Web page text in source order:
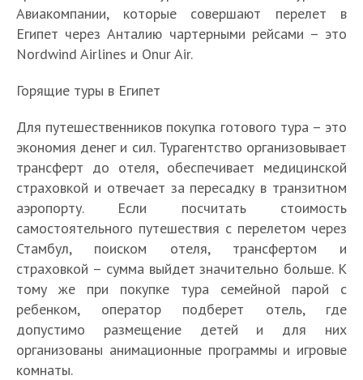
Авиакомпании, которые совершают перелет в
Египет через Анталию чартерными рейсами – это
Nordwind Airlines и Onur Air.
Горящие туры в Египет
Для путешественников покупка готового тура – это
экономия денег и сил. Турагентство организовывает
трансферт до отеля, обеспечивает медицинской
страховкой и отвечает за пересадку в транзитном
аэропорту. Если посчитать стоимость
самостоятельного путешествия с перелетом через
Стамбул, поиском отеля, трансфертом и
страховкой – сумма выйдет значительно больше. К
тому же при покупке тура семейной парой с
ребенком, оператор подберет отель, где
допустимо размещение детей и для них
организованы анимационные программы и игровые
комнаты.